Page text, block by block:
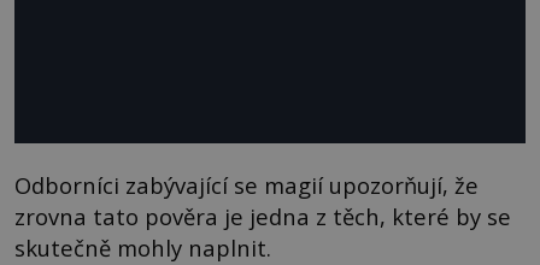
Odborníci zabývající se magií upozorňují, že
zrovna tato pověra je jedna z těch, které by se
skutečně mohly naplnit.